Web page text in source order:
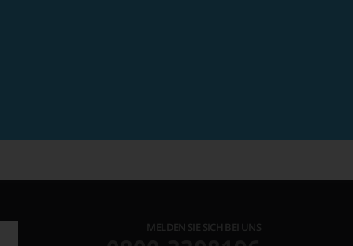
MELDEN SIE SICH BEI UNS